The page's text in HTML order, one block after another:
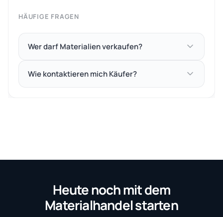
HÄUFIGE FRAGEN
Wer darf Materialien verkaufen?
Wie kontaktieren mich Käufer?
Heute noch mit dem
Materialhandel starten